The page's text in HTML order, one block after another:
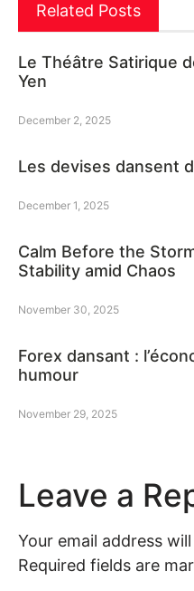
Related Posts
Le Théâtre Satirique
Yen
December 2, 2025
Les devises dansent
December 1, 2025
Calm Before the
Stability amid Chaos
November 30, 2025
Forex dansant :
humour
November 29, 2025
Leave a
Your email address
Required fields are